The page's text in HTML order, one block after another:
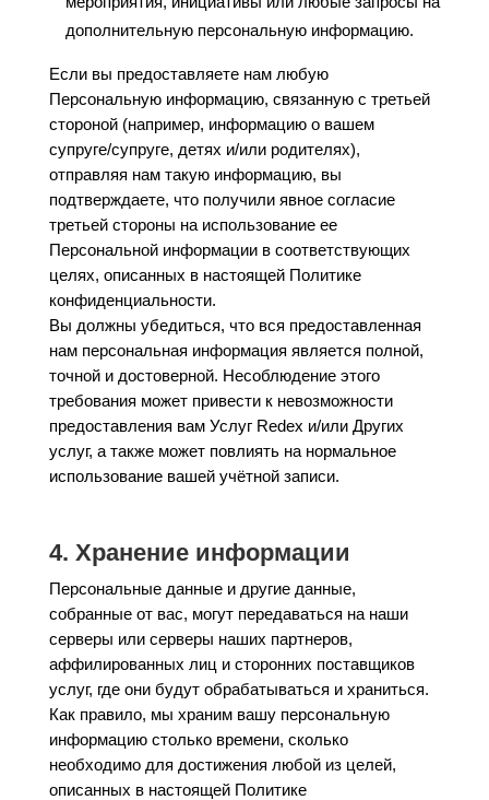
дополнительную персональную информацию.
Если вы предоставляете нам любую
Персональную информацию, связанную с третьей
стороной (например, информацию о вашем
супруге/супруге, детях и/или родителях),
отправляя нам такую информацию, вы
подтверждаете, что получили явное согласие
третьей стороны на использование ее
Персональной информации в соответствующих
целях, описанных в настоящей Политике
конфиденциальности.
Вы должны убедиться, что вся предоставленная
нам персональная информация является полной,
точной и достоверной. Несоблюдение этого
требования может привести к невозможности
предоставления вам Услуг Redex и/или Других
услуг, а также может повлиять на нормальное
использование вашей учётной записи.
4. Хранение информации
Персональные данные и другие данные,
собранные от вас, могут передаваться на наши
серверы или серверы наших партнеров,
аффилированных лиц и сторонних поставщиков
услуг, где они будут обрабатываться и храниться.
Как правило, мы храним вашу персональную
информацию столько времени, сколько
необходимо для достижения любой из целей,
описанных в настоящей Политике